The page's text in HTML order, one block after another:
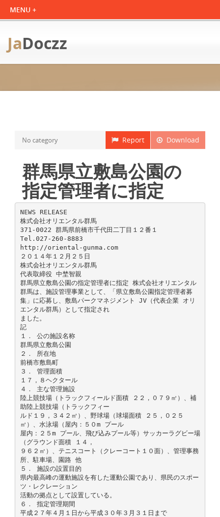
JaDoczz
Download
Report
No category
群馬県立敷島公園の
指定管理者に指定
NEWS RELEASE
株式会社オリエンタル群馬
371-0022 群馬県前橋市千代田二丁目１２番１
Tel.027-260-8883
http://oriental-gunma.com
２０１４年１２月２５日
株式会社オリエンタル群馬
代表取締役 中埜智親
群馬県立敷島公園の指定管理者に指定 株式会社オリエンタル
群馬は、施設管理事業として、「県立敷島公園指定管理者募
集」に応募し、敷島パークマネジメント JV（代表企業 オリ
エンタル群馬）として指定され
ました。
記
１． 公の施設名称
群馬県立敷島公園
２． 所在地
前橋市敷島町
３． 管理面積
１７，８ヘクタール
４． 主な管理施設
陸上競技場（トラックフィールド面積 ２２，０７９㎡）、補
助陸上競技場（トラックフィー
ルド１９，３４２㎡）、野球場（球場面積 ２５，０２５
㎡）、水泳場（屋内：５０m プール
屋内：２５m プール、飛び込みプール等）サッカーラグビー場
（グラウンド面積 １４，
９６２㎡）、テニスコート（クレーコート１０面）、管理事務
所、駐車場、園路 他
５． 施設の設置目的
県内最高峰の運動施設を有した運動公園であり、県民のスポー
ツ・レクレーション
活動の拠点として設置している。
６． 指定管理期間
平成２７年４月１日から平成３０年３月３１日まで